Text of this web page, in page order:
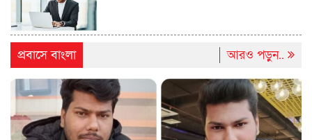
প্রবাসে বাংলা আরও পড়ুন..